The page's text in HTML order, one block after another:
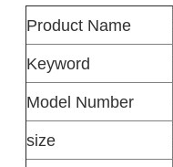
Product Name
Keyword
Model Number
size